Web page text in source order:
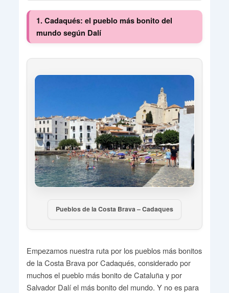
1. Cadaqués: el pueblo más bonito del
mundo según Dalí
Pueblos de la Costa Brava – Cadaques
Empezamos nuestra ruta por los pueblos más bonitos
de la Costa Brava por Cadaqués, considerado por
muchos el pueblo más bonito de Cataluña y por
Salvador Dalí el más bonito del mundo. Y no es para